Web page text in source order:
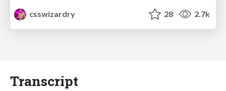
csswizardry
28 2.7k
Transcript